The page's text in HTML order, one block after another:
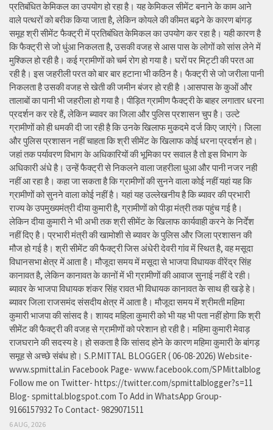
प्रतिबंधित केमिकल का उपयोग हो रहा है। यह केमिकल सीमेंट बनाने के काम आने
वाले पत्थरों को बरीक किया जाता है, लेकिन कोयले की कीमत बढ़ने के कारण बांगड़
समूह श्री सीमेंट फैक्ट्री में प्रतिबंधित केमिकल का उपयोग कर रहा है। यही कारण है
कि फैक्ट्री से जो धुंआ निकलता है, उसकी वजह से आस पास के लोगों को सांस लेने में
मुश्किल हो रही है। कई ग्रामीणों को चर्म रोग हो गया है। घरों पर मिट्टी की परत आ
रही है। इस जहरीली परत को बार बार हटाना भी कठिन है। फैक्ट्री से जो जरीला पानी
निकलता है उसकी वजह से खेती की जमीन बंजर हो रही है ।आसपास के कुओं और
तालाबों का पानी भी जहरीला हो गया है। पीड़ित ग्रामीण फैक्ट्री के बाहर लगातार धरना
प्रदर्शन कर रहे हैं, लेकिन ब्यावर का जिला और पुलिस प्रशासन चुप है। उल्टे
ग्रामीणों को ही धमकी दी जा रही है कि उनके खिलाफ मुकदमे दर्ज किए जाएंगे। जिला
और पुलिस प्रशासन नहीं चाहता कि श्री सीमेंट के खिलाफ कोई धरना प्रदर्शन हो।
जहां तक पर्यावरण विभाग के अधिकारियों की भूमिका पर सवाल है तो इस विभाग के
अधिकारी अंधे है। उन्हें फैक्ट्री से निकलने वाला जहरीला धुआ और पानी नजर नही
नहीं आ रहा है। कहा जा सकता है कि ग्रामीणों की सुनने वाला कोई नहीं यहां यह कि
ग्रामीणों को सुनने वाला कोई नहीं है। यहां यह उल्लेखनीय है कि ब्यावर की प्रभारी
राज्य के उपमुख्यमंत्री दीया कुमारी है, ग्रामीणों को पीड़ा मंत्री तक पहुंच गई है।
लेकिन दीया कुमारी ने भी अभी तक श्री सीमेंट के खिलाफ कार्यवाही करने के निर्देश
नहीं दिए है। प्रभारी मंत्री की खामोशी से ब्यावर के पुलिस और जिला प्रशासन की
मौज हो गई है। श्री सीमेंट की फैक्ट्री जिस अंधेरी देवरी गांव में स्थित है, वह मसूदा
विधानसभा क्षेत्र में आता है। मौजूदा समय में मसूदा से भाजपा विधायक वीरेंद्र सिंह
कानावत है, लेकिन कानावत के कानों में भी ग्रामीणों की आवाज सुनाई नहीं दे रही।
ब्यावर के भाजपा विधायक शंकर सिंह रावत भी विधायक कानावत के साथ ही खड़े हे।
ब्यावर जिला राजसमंद संसदीय क्षेत्र में आता है। मौजूदा समय में श्रीमती महिमा
कुमारी भाजपा की सांसद है। शायद महिला कुमारी को भी यह भी पता नहीं होगा कि श्री
सीमेंट की फैक्ट्री की वजह से ग्रामीणों को परेशान हो रही है। महिमा कुमारी मेवाड़
राजघराने की सदस्य हे। हो सकता है कि सांसद होने के कारण महिमा कुमारी के बांगड़
समूह से अच्छे संबंध हो। S.P.MITTAL BLOGGER ( 06-08-2026) Website-
www.spmittal.in Facebook Page- www.facebook.com/SPMittalblog
Follow me on Twitter- https://twitter.com/spmittalblogger?s=11
Blog- spmittal.blogspot.com To Add in WhatsApp Group-
9166157932 To Contact- 9829071511
6 AUG, 2026